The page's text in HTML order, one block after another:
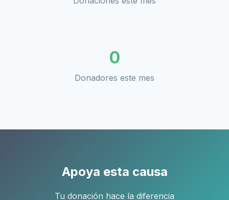
0
Donadores este mes
Apoya esta causa
Tu donación hace la diferencia